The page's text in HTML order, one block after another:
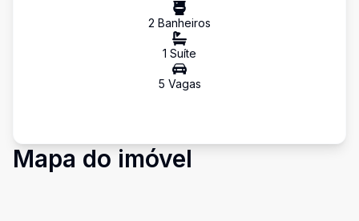
2 Banheiros
1 Suíte
5 Vagas
Mapa do imóvel